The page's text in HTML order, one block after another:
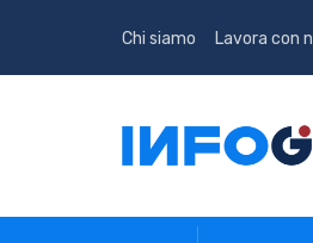
Chi siamo Lavora con